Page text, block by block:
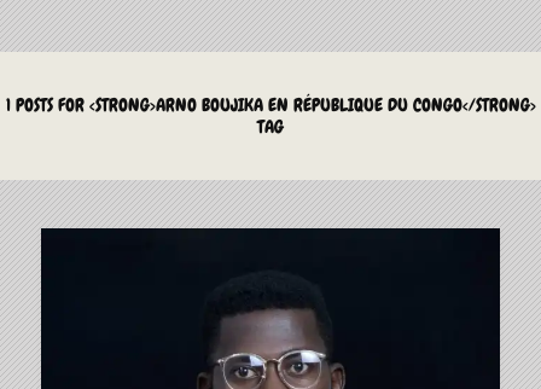
LE TAMTAM DU MBOA
La Culture du Mboa Dévoilée !
1 POSTS FOR <STRONG>ARNO BOUJIKA EN RÉPUBLIQUE DU CONGO</STRONG>
TAG